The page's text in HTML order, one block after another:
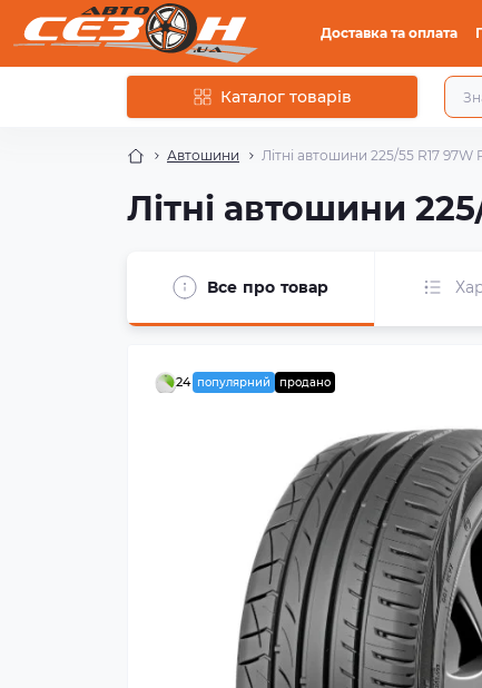
Доставка та оплата
Каталог товарів
Автошини Літні автошини 225/55 R17
Літні автошини
Все про товар
24 популярний продано